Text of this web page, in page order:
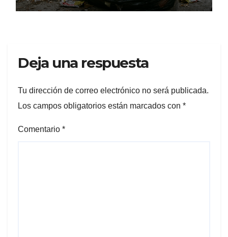
Deja una respuesta
Tu dirección de correo electrónico no será publicada.
Los campos obligatorios están marcados con *
Comentario *